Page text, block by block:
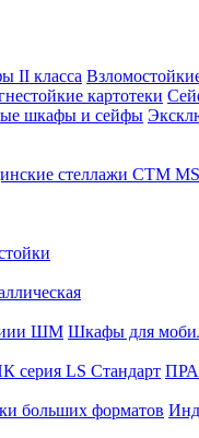
II класса
картотеки
шкафы и сейфы
стеллажи CTM MS
ШМ Шкафы для
cерия LS Стандарт
больших форматов